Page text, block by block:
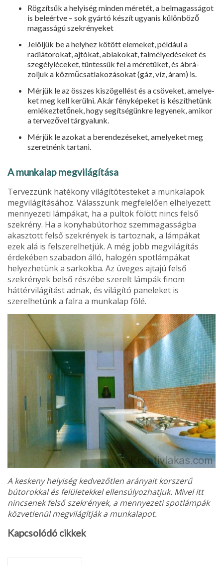
Rögzítsük a helyiség minden méretét, a belmagassá­got
is beleértve – sok gyártó készít ugyanis különbö­ző
magasságú szekrényeket
Jelöljük be a helyhez kötött elemeket, például a
radiátorokat, ajtókat, ablakokat, falmélyedéseket és
szegélyléceket, tüntessük fel a méretüket, és ábrá­
zoljuk a közműcsatlakozásokat (gáz, víz, áram) is.
Mérjük le az összes kiszögellést és a csöveket, amelye­
ket meg kell kerülni. Akár fényképeket is készíthe­tünk
emlékeztetőnek, hogy segítségünkre legyenek, amikor
a tervezővel tárgyalunk.
Mérjük le azokat a berendezéseket, amelyeket meg
szeretnénk tartani.
A munkalap megvilágítása
Tervezzünk hatékony világítótesteket a munkalapok
megvilágításához. Válasszunk megfelelően elhelyezett
mennyezeti lámpákat, ha a pultok fölött nincs felső
szekrény. Ha a konyhabútorhoz szemmagasságba
akasztott felső szekrények is tartoznak, a lámpákat
ezek alá is felszerelhetjük. A még jobb megvilágítás
érdeké­ben szabadon álló, halogén spotlámpákat
helyezhe­tünk a sarkokba. Az üveges ajtajú felső
szekrények bel­ső részébe szerelt lámpák finom
háttérvilágítást adnak, és világító paneleket is
szerelhetünk a falra a munka­lap fölé.
A keskeny helyiség kedvezőtlen arányait korszerű
bútorokkal és felületekkel ellensúlyozhatjuk. Mivel itt
nincsenek felső szekrények, a mennyezeti spotlámpák
közvetlenül megvilágítják a munkalapot.
Kapcsolódó cikkek